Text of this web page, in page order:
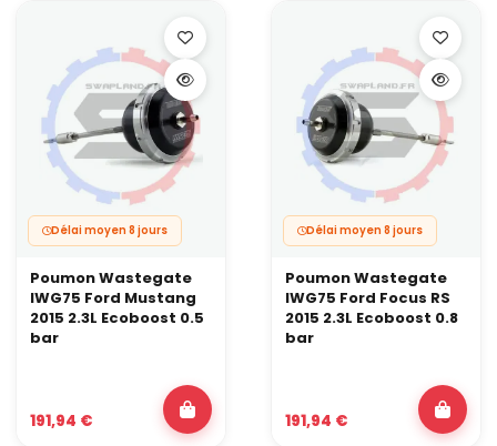
Délai moyen 8 jours
Poumon Wastegate
IWG75 Ford Mustang
2015 2.3L Ecoboost 0.5
bar
191,94 €
Délai moyen 8 jours
Poumon Wastegate
IWG75 Ford Focus RS
2015 2.3L Ecoboost 0.8
bar
191,94 €